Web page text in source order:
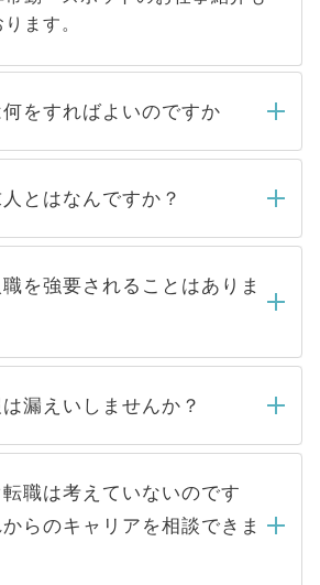
ます。
をすればよいのですか
きましたら、弊社担当者がご
確認し、その後メールもしくは
5営業日以内にはご連絡をせて
すので、しばらくお待ちくださ
とはなんですか？
で取り扱っている求人の
、Webサイトからご覧いただ
公開求人」です。非公開求人は
によって、一般には公開してい
避けるため 人気のある医療機
しまうと、応募が殺到する場
関が求める条件に合った人材の
介会社に依頼するケースが増え
を強要されることはありま
強要することは一切ありませ
仮に応募先から内定をいただい
必要はありません。内定先へ
絡はキャリアパートナーが行い
漏えいしませんか？
えいすることはありませんの
ください。当サイトからの登録
したご登録者様の個人情報は、
ャリアアップおよび転職活動の
に使用いたします。お預かりし
職は考えていないのです
らのキャリアを相談できま